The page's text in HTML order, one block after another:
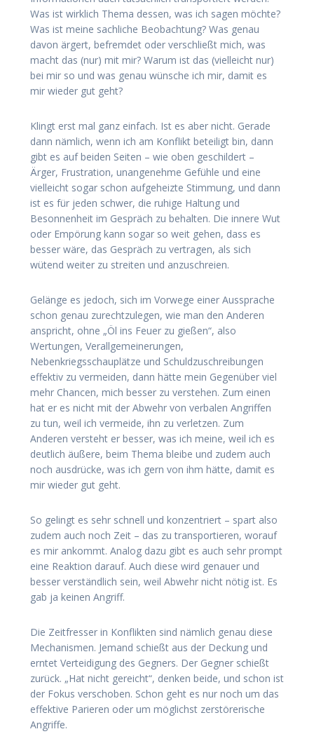
Was ist wirklich Thema dessen, was ich sagen möchte?
Was ist meine sachliche Beobachtung? Was genau
davon ärgert, befremdet oder verschließt mich, was
macht das (nur) mit mir? Warum ist das (vielleicht nur)
bei mir so und was genau wünsche ich mir, damit es
mir wieder gut geht?
Klingt erst mal ganz einfach. Ist es aber nicht. Gerade
dann nämlich, wenn ich am Konflikt beteiligt bin, dann
gibt es auf beiden Seiten – wie oben geschildert –
Ärger, Frustration, unangenehme Gefühle und eine
vielleicht sogar schon aufgeheizte Stimmung, und dann
ist es für jeden schwer, die ruhige Haltung und
Besonnenheit im Gespräch zu behalten. Die innere Wut
oder Empörung kann sogar so weit gehen, dass es
besser wäre, das Gespräch zu vertragen, als sich
wütend weiter zu streiten und anzuschreien.
Gelänge es jedoch, sich im Vorwege einer Aussprache
schon genau zurechtzulegen, wie man den Anderen
anspricht, ohne „Öl ins Feuer zu gießen“, also
Wertungen, Verallgemeinerungen,
Nebenkriegsschauplätze und Schuldzuschreibungen
effektiv zu vermeiden, dann hätte mein Gegenüber viel
mehr Chancen, mich besser zu verstehen. Zum einen
hat er es nicht mit der Abwehr von verbalen Angriffen
zu tun, weil ich vermeide, ihn zu verletzen. Zum
Anderen versteht er besser, was ich meine, weil ich es
deutlich äußere, beim Thema bleibe und zudem auch
noch ausdrücke, was ich gern von ihm hätte, damit es
mir wieder gut geht.
So gelingt es sehr schnell und konzentriert – spart also
zudem auch noch Zeit – das zu transportieren, worauf
es mir ankommt. Analog dazu gibt es auch sehr prompt
eine Reaktion darauf. Auch diese wird genauer und
besser verständlich sein, weil Abwehr nicht nötig ist. Es
gab ja keinen Angriff.
Die Zeitfresser in Konflikten sind nämlich genau diese
Mechanismen. Jemand schießt aus der Deckung und
erntet Verteidigung des Gegners. Der Gegner schießt
zurück. „Hat nicht gereicht“, denken beide, und schon ist
der Fokus verschoben. Schon geht es nur noch um das
effektive Parieren oder um möglichst zerstörerische
Angriffe.